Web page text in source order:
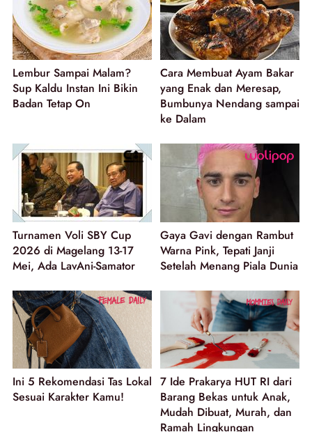
Lembur Sampai Malam?
Sup Kaldu Instan Ini Bikin
Badan Tetap On
Cara Membuat Ayam Bakar
yang Enak dan Meresap,
Bumbunya Nendang sampai
ke Dalam
Turnamen Voli SBY Cup
2026 di Magelang 13-17
Mei, Ada LavAni-Samator
Gaya Gavi dengan Rambut
Warna Pink, Tepati Janji
Setelah Menang Piala Dunia
Ini 5 Rekomendasi Tas Lokal
Sesuai Karakter Kamu!
7 Ide Prakarya HUT RI dari
Barang Bekas untuk Anak,
Mudah Dibuat, Murah, dan
Ramah Lingkungan